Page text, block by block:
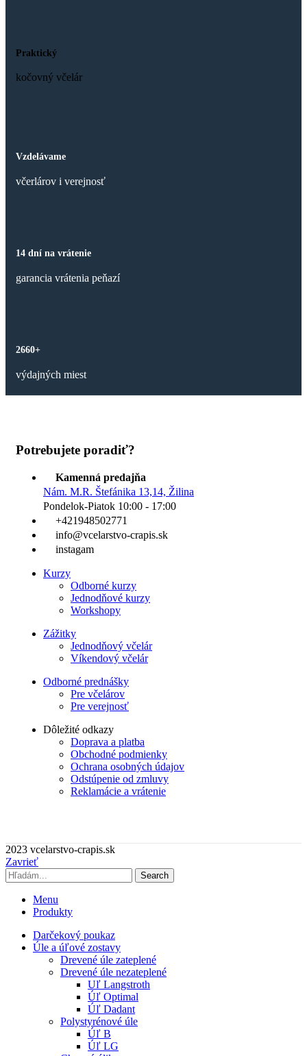
Praktický
kočovný včelár
Vzdelávame
včerlárov i verejnosť
14 dní na vrátenie
garancia vrátenia peňazí
2660+
výdajných miest
Potrebujete poradiť?
Kamenná predajňa
Nám. M.R. Štefánika 13,14, Žilina
Pondelok-Piatok 10:00 - 17:00
+421948502771
info@vcelarstvo-crapis.sk
instagam
Kurzy
Odborné kurzy
Jednodňové kurzy
Workshopy
Zážitky
Jednodňový včelár
Víkendový včelár
Odborné prednášky
Pre včelárov
Pre verejnosť
Dôležité odkazy
Doprava a platba
Obchodné podmienky
Ochrana osobných údajov
Odstúpenie od zmluvy
Reklamácie a vrátenie
2023 vcelarstvo-crapis.sk
Zavrieť
Search
Menu
Produkty
Darčekový poukaz
Úle a úľové zostavy
Drevené úle zateplené
Drevené úle nezateplené
Uľ Langstroth
Úľ Optimal
Úľ Dadant
Polystyrénové úle
Úľ B
Úľ LG